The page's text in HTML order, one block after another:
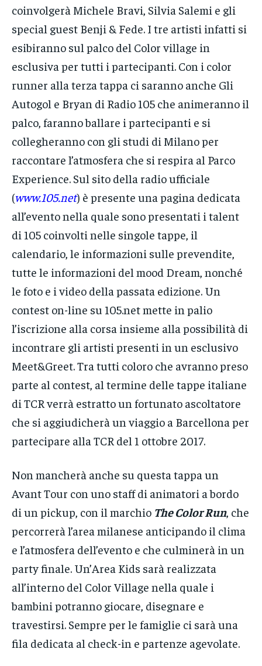
coinvolgerà Michele Bravi, Silvia Salemi e gli
special guest Benji & Fede. I tre artisti infatti si
esibiranno sul palco del Color village in
esclusiva per tutti i partecipanti. Con i color
runner alla terza tappa ci saranno anche Gli
Autogol e Bryan di Radio 105 che animeranno il
palco, faranno ballare i partecipanti e si
collegheranno con gli studi di Milano per
raccontare l’atmosfera che si respira al Parco
Experience. Sul sito della radio ufficiale
(www.105.net) è presente una pagina dedicata
all’evento nella quale sono presentati i talent
di 105 coinvolti nelle singole tappe, il
calendario, le informazioni sulle prevendite,
tutte le informazioni del mood Dream, nonché
le foto e i video della passata edizione. Un
contest on-line su 105.net mette in palio
l’iscrizione alla corsa insieme alla possibilità di
incontrare gli artisti presenti in un esclusivo
Meet&Greet. Tra tutti coloro che avranno preso
parte al contest, al termine delle tappe italiane
di TCR verrà estratto un fortunato ascoltatore
che si aggiudicherà un viaggio a Barcellona per
partecipare alla TCR del 1 ottobre 2017.
Non mancherà anche su questa tappa un
Avant Tour con uno staff di animatori a bordo
di un pickup, con il marchio The Color Run, che
percorrerà l’area milanese anticipando il clima
e l’atmosfera dell’evento e che culminerà in un
party finale. Un’Area Kids sarà realizzata
all’interno del Color Village nella quale i
bambini potranno giocare, disegnare e
travestirsi. Sempre per le famiglie ci sarà una
fila dedicata al check-in e partenze agevolate.